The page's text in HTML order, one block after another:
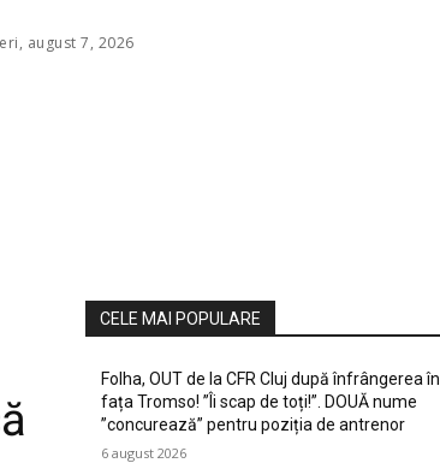
august 7, 2026
CELE MAI POPULARE
Folha, OUT de la CFR Cluj după înfrângerea în
fața Tromso! ”Îi scap de toți!”. DOUĂ nume
”concurează” pentru poziția de antrenor
6 august 2026